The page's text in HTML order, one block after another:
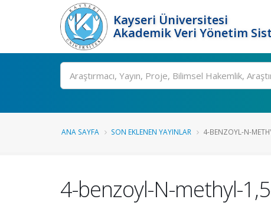
Kayseri Üniversitesi
Akademik Veri Yönetim
Ara
ANA SAYFA SON EKLENEN YAYINLAR 4-BENZOYL-N-
4-benzoyl-N-methyl-